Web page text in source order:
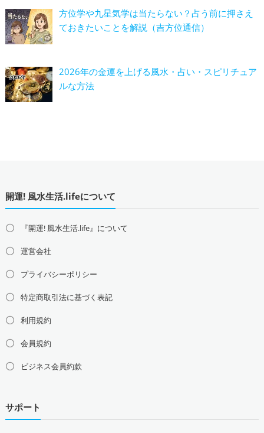
方位学や九星気学は当たらない？占う前に押さえ
ておきたいことを解説（吉方位通信）
2026年の金運を上げる風水・占い・スピリチュア
ルな方法
開運! 風水生活.lifeについて
『開運! 風水生活.life』について
運営会社
プライバシーポリシー
特定商取引法に基づく表記
利用規約
会員規約
ビジネス会員約款
サポート